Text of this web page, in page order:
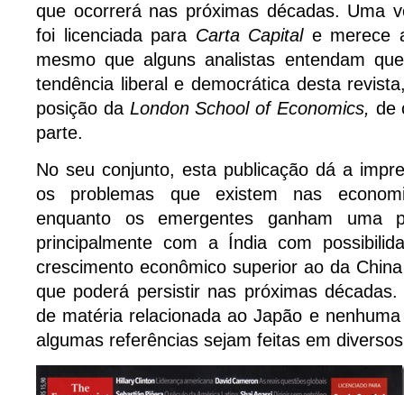
que ocorrerá nas próximas décadas. Uma
foi licenciada para Carta Capital e merece
mesmo que alguns analistas entendam
tendência liberal e democrática desta
posição da London School of Economics, de
parte.
No seu conjunto, esta publicação dá a
os problemas que existem nas
enquanto os emergentes ganham uma
principalmente com a Índia com
crescimento econômico superior ao da
que poderá persistir nas próximas
de matéria relacionada ao Japão e
algumas referências sejam feitas em